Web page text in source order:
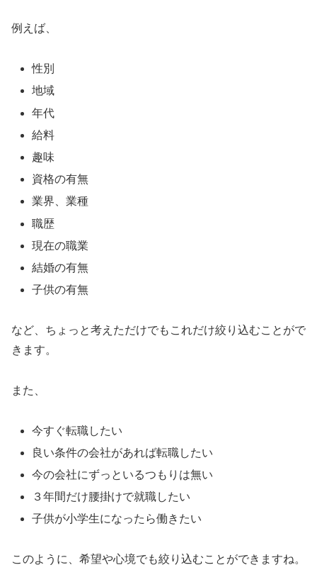
例えば、
性別
地域
年代
給料
趣味
資格の有無
業界、業種
職歴
現在の職業
結婚の有無
子供の有無
など、ちょっと考えただけでもこれだけ絞り込むことがで
きます。
また、
今すぐ転職したい
良い条件の会社があれば転職したい
今の会社にずっといるつもりは無い
３年間だけ腰掛けで就職したい
子供が小学生になったら働きたい
このように、希望や心境でも絞り込むことができますね。